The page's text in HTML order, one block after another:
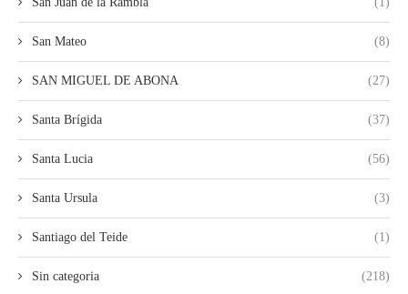
San Mateo (8)
SAN MIGUEL DE ABONA (27)
Santa Brígida (37)
Santa Lucia (56)
Santa Ursula (3)
Santiago del Teide (1)
Sin categoria (218)